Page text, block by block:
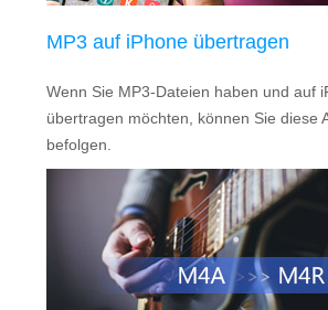
MP3 auf iPhone übertragen
Wenn Sie MP3-Dateien haben und auf
übertragen möchten, können Sie diese
befolgen.